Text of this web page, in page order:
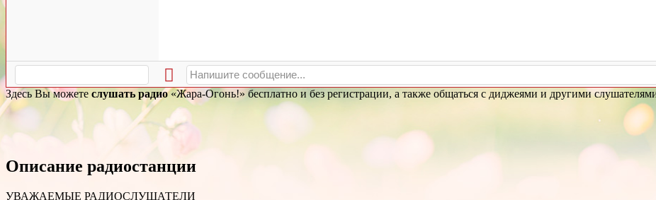
Здесь Вы можете слушать радио«Жара-Огонь!» бесплатно и без регистрации, а также общаться с диджеями и другими
Описание радиостанции
УВАЖАЕМЫЕ РАДИОСЛУШАТЕЛИ